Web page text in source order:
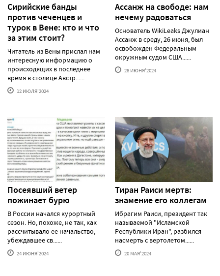
Сирийские банды
против чеченцев и
турок в Вене: кто и что
за этим стоит?
Читатель из Вены прислал нам
интересную информацию о
происходящих в последнее
время в столице Австр......
12 ИЮЛЯ'2024
Ассанж на свободе: нам
нечему радоваться
Основатель WikiLeaks Джулиан
Ассанж в среду, 26 июня, был
освобожден Федеральным
окружным судом США......
28 ИЮНЯ'2024
Посеявший ветер
пожинает бурю
В России начался курортный
сезон. Но, похоже, не так, как
рассчитывало ее начальство,
убеждавшее св......
24 ИЮНЯ'2024
Тиран Раиси мертв:
знамение его коллегам
Ибрагим Раиси, президент так
называемой "Исламской
Республики Иран", разбился
насмерть с вертолетом......
20 МАЯ'2024